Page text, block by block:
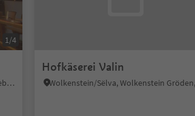
1/4
Schennaberg, Schenna, Meran und Umgebung
Hofkäserei Valin